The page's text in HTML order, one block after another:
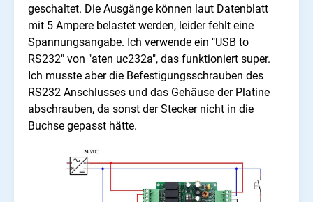
geschaltet. Die Ausgänge können laut Datenblatt
mit 5 Ampere belastet werden, leider fehlt eine
Spannungsangabe. Ich verwende ein "USB to
RS232" von "aten uc232a", das funktioniert super.
Ich musste aber die Befestigungsschrauben des
RS232 Anschlusses und das Gehäuse der Platine
abschrauben, da sonst der Stecker nicht in die
Buchse gepasst hätte.